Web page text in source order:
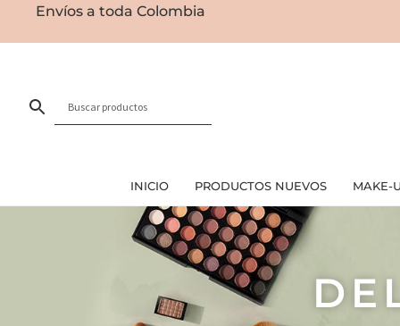
Envíos a toda Colombia
INICIO PRODUCTOS NUEVOS MAKE-